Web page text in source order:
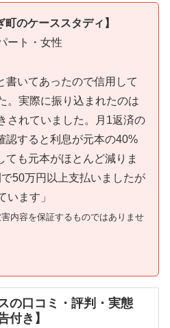
のケーススタディ】
ート・女性
書いてあったので信用して
。実際に振り込まれたのは
されていました。月1返済の
認すると利息が元本の40%
ても元本がほとんど減りま
50万円以上支払いましたが
います」
内容を保証するものではありませ
の口コミ・評判・実態
付き】